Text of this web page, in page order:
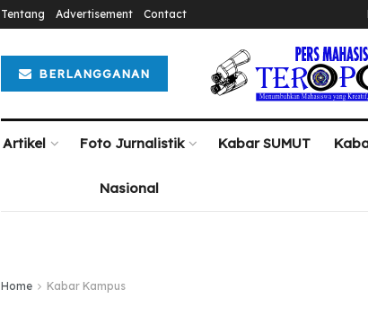
Tentang Advertisement Contact
BERLANGGANAN
Artikel Foto Jurnalistik Kabar SUMUT
Nasional
Home Kabar Kampus